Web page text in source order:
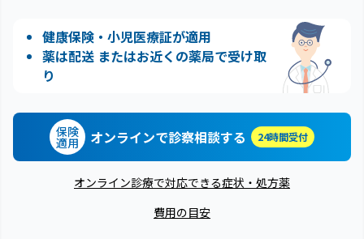
健康保険・小児医療証が適用
薬は配送 またはお近くの薬局で受け取
り
保険
適用 オンラインで診察相談する 24時間受付
オンライン診療で対応できる症状・処方薬
費用の目安